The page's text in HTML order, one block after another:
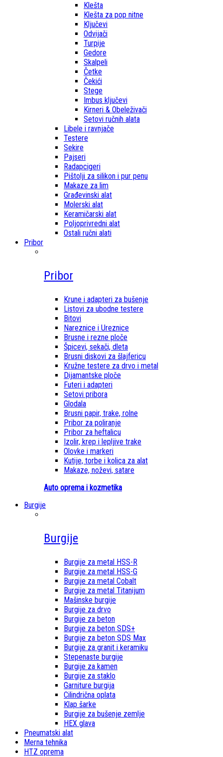
Klešta
Klešta za pop nitne
Ključevi
Odvijači
Turpije
Gedore
Skalpeli
Četke
Čekići
Stege
Imbus ključevi
Kirneri & Obeleživači
Setovi ručnih alata
Libele i ravnjače
Testere
Sekire
Pajseri
Radapcigeri
Pištolji za silikon i pur penu
Makaze za lim
Građevinski alat
Molerski alat
Keramičarski alat
Poljoprivredni alat
Ostali ručni alati
Pribor
Pribor
Krune i adapteri za bušenje
Listovi za ubodne testere
Bitovi
Nareznice i Ureznice
Brusne i rezne ploče
Špicevi, sekači, dleta
Brusni diskovi za šlajfericu
Kružne testere za drvo i metal
Dijamantske ploče
Futeri i adapteri
Setovi pribora
Glodala
Brusni papir, trake, rolne
Pribor za poliranje
Pribor za heftalicu
Izolir, krep i lepljive trake
Olovke i markeri
Kutije, torbe i kolica za alat
Makaze, noževi, satare
Auto oprema i kozmetika
Burgije
Burgije
Burgije za metal HSS-R
Burgije za metal HSS-G
Burgije za metal Cobalt
Burgije za metal Titanijum
Mašinske burgije
Burgije za drvo
Burgije za beton
Burgije za beton SDS+
Burgije za beton SDS Max
Burgije za granit i keramiku
Stepenaste burgije
Burgije za kamen
Burgije za staklo
Garniture burgija
Cilindrična oplata
Klap šarke
Burgije za bušenje zemlje
HEX glava
Pneumatski alat
Merna tehnika
HTZ oprema